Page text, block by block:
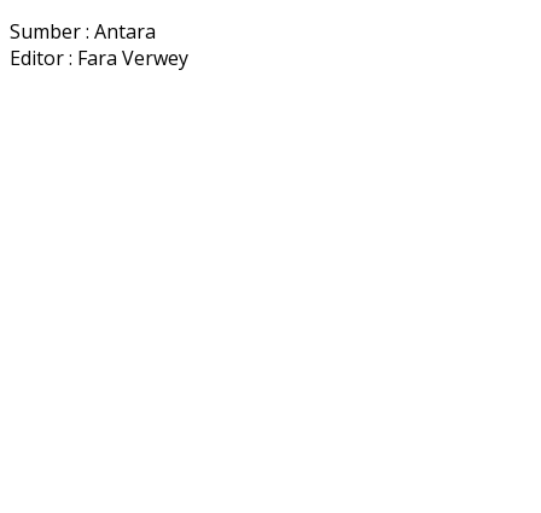
Sumber : Antara
Editor : Fara Verwey